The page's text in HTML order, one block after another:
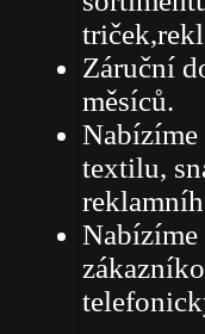
Záruční
měsíců.
textilu,
Nabízíme